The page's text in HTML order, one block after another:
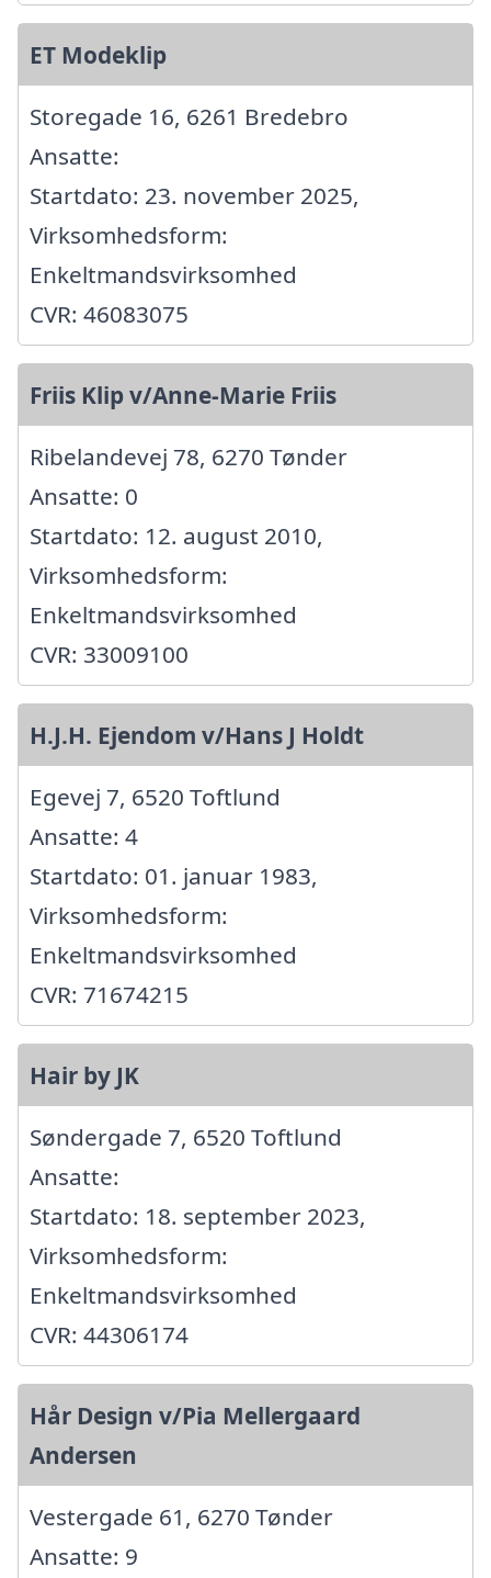
ET Modeklip
Storegade 16, 6261 Bredebro
Ansatte:
Startdato: 23. november 2025,
Virksomhedsform:
Enkeltmandsvirksomhed
CVR: 46083075
Friis Klip v/Anne-Marie Friis
Ribelandevej 78, 6270 Tønder
Ansatte: 0
Startdato: 12. august 2010,
Virksomhedsform:
Enkeltmandsvirksomhed
CVR: 33009100
H.J.H. Ejendom v/Hans J Holdt
Egevej 7, 6520 Toftlund
Ansatte: 4
Startdato: 01. januar 1983,
Virksomhedsform:
Enkeltmandsvirksomhed
CVR: 71674215
Hair by JK
Søndergade 7, 6520 Toftlund
Ansatte:
Startdato: 18. september 2023,
Virksomhedsform:
Enkeltmandsvirksomhed
CVR: 44306174
Hår Design v/Pia Mellergaard
Andersen
Vestergade 61, 6270 Tønder
Ansatte: 9